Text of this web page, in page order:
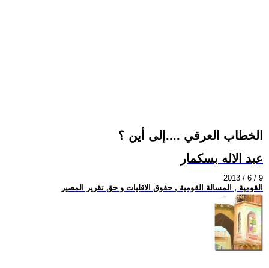
الخطاب العرقي ....إلى أين ؟
عبد الاله بسكمار
2013 / 6 / 9
القومية , المسالة القومية , حقوق الاقليات و حق تقرير المصير